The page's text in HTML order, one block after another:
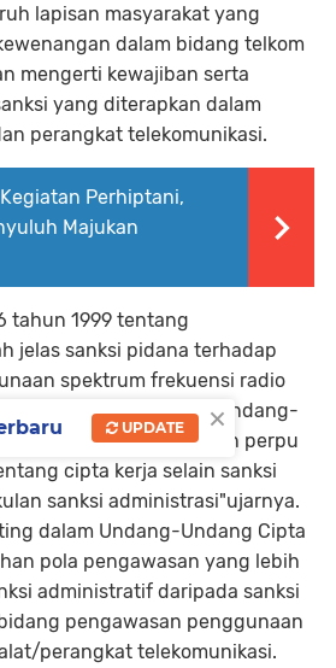
lapisan masyarakat yang
dalam bidang telkom
mengerti kewajiban serta
yang diterapkan dalam
perangkat telekomunikasi.
Perhiptani,
Majukan
tahun 1999 tentang
jelas sanksi pidana terhadap
spektrum frekuensi radio
lahirnya Undang-
2023 tentang penetapan perpu
cipta kerja selain sanksi
sanksi administrasi"ujarnya.
dalam Undang-Undang Cipta
pola pengawasan yang lebih
administratif daripada sanksi
pengawasan penggunaan
perangkat telekomunikasi.
×
UPDATE